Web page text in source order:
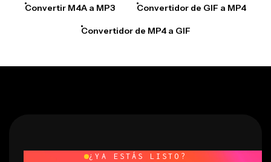
Convertir M4A a MP3 Convertidor de GIF a MP4
Convertidor de MP4 a GIF
¿YA ESTÁS LISTO?